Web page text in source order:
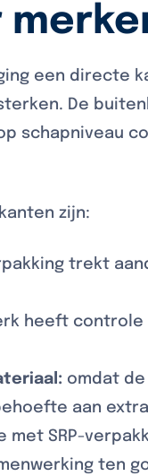
een directe
De
schapniveau
zijn:
trekt
heeft controle
omdat
aan
met SRP-
ten